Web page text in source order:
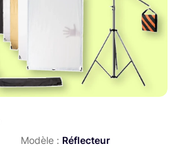
Modèle : Réflecteur